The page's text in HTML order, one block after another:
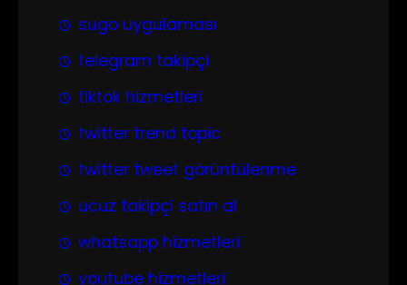
sugo uygulaması
telegram takipçi
tiktok hizmetleri
twitter trend topic
twitter tweet görüntülenme
ucuz takipçi satın al
whatsapp hizmetleri
youtube hizmetleri